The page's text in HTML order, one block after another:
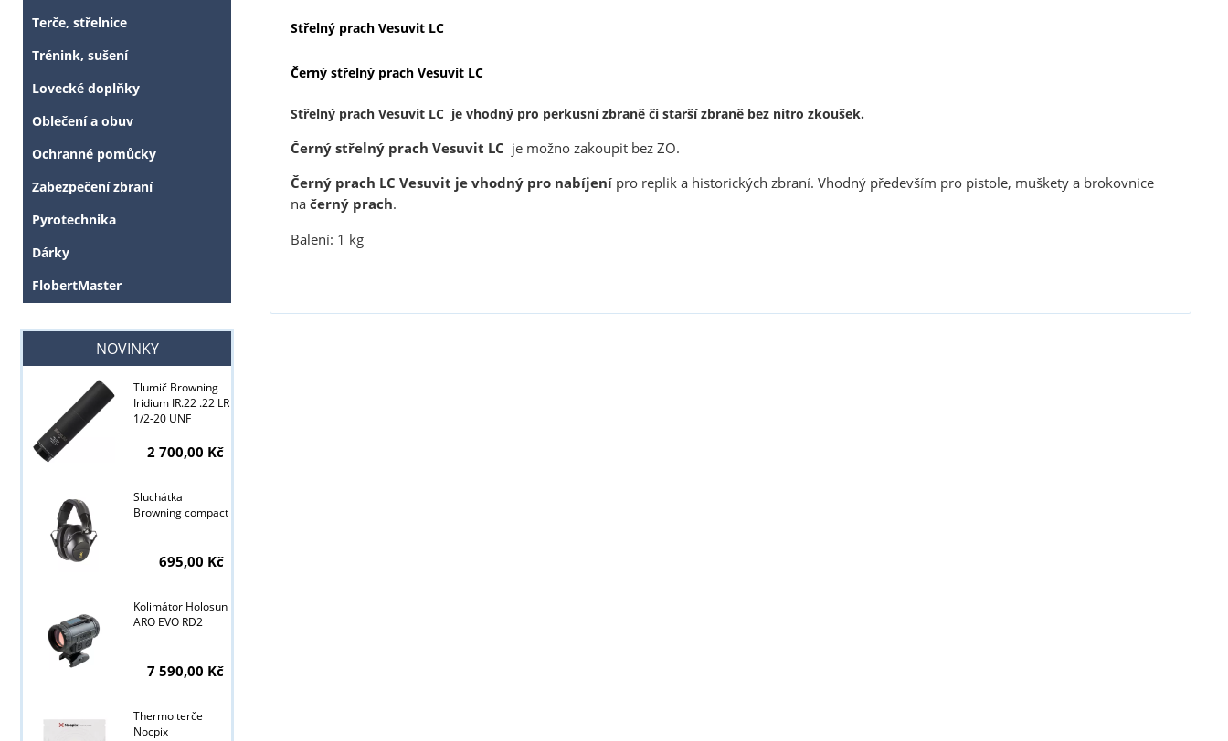
Střelný prach Vesuvit LC
Černý střelný prach Vesuvit LC
Střelný prach Vesuvit LC je vhodný pro perkusní zbraně či starší zbraně bez nitro zkoušek.
Černý střelný prach Vesuvit LC je možno zakoupit bez ZO.
Černý prach LC Vesuvit je vhodný pro nabíjenípro replik a historických zbraní. Vhodný především pro pistole, muškety a brokovnice
načerný prach.
Balení: 1 kg
Terče, střelnice
Trénink, sušení
Lovecké doplňky
Oblečení a obuv
Ochranné pomůcky
Zabezpečení zbraní
Pyrotechnika
Dárky
FlobertMaster
NOVINKY
Tlumič Browning
Iridium IR.22 .22 LR
1/2-20 UNF
2 700,00 Kč
Sluchátka
Browning compact
695,00 Kč
Kolimátor Holosun
ARO EVO RD2
7 590,00 Kč
Thermo terče
Nocpix